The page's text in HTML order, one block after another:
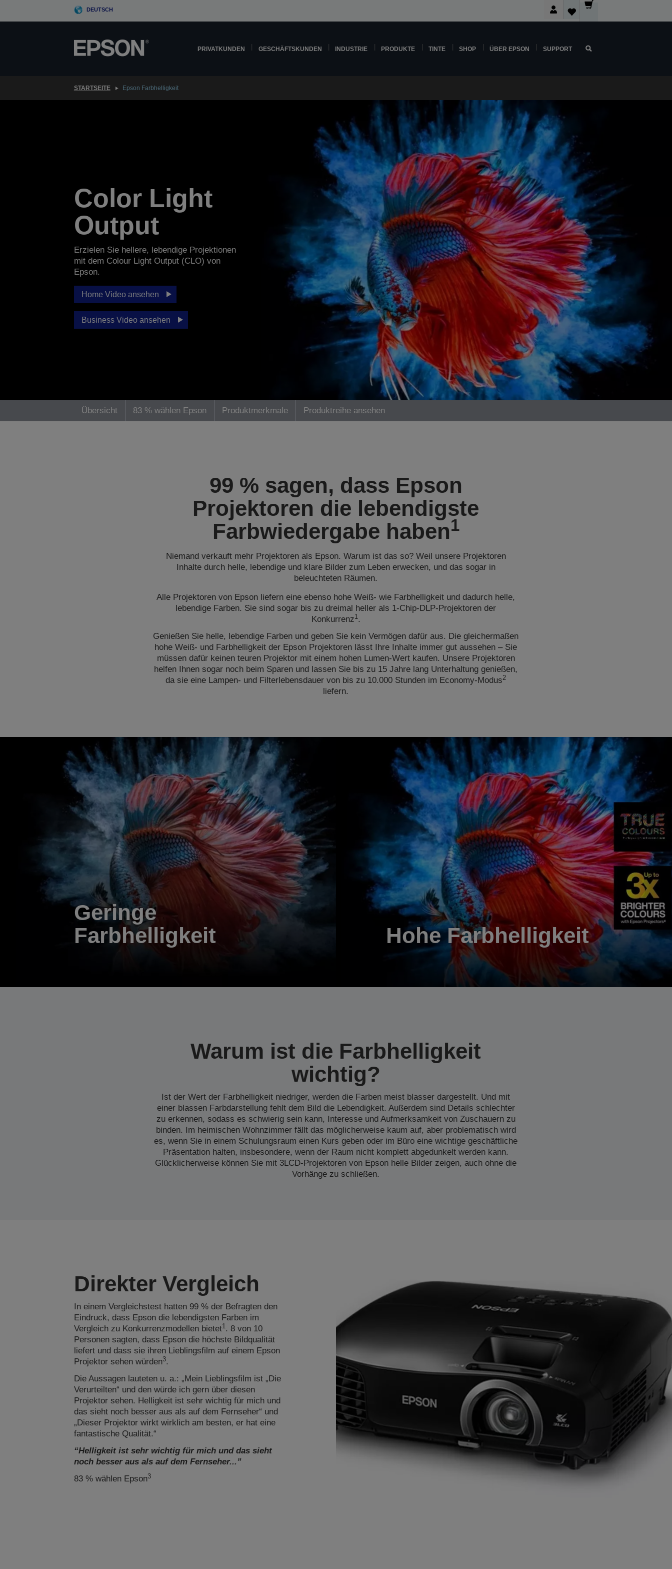
DEUTSCH
PRIVATKUNDEN GESCHÄFTSKUNDEN INDUSTRIE PRODUKTE TINTE SHOP ÜBER EPSON SUPPORT
STARTSEITE Epson Farbhelligkeit
Color Light
Output
Erzielen Sie hellere, lebendige Projektionen
mit dem Colour Light Output (CLO) von
Epson.
Home Video ansehen
Business Video ansehen
Übersicht 83 % wählen Epson Produktmerkmale Produktreihe ansehen
99 % sagen, dass Epson
Projektoren die lebendigste
Farbwiedergabe haben1
Niemand verkauft mehr Projektoren als Epson. Warum ist das so? Weil unsere Projektoren
Inhalte durch helle, lebendige und klare Bilder zum Leben erwecken, und das sogar in
beleuchteten Räumen.
Alle Projektoren von Epson liefern eine ebenso hohe Weiß- wie Farbhelligkeit und dadurch helle,
lebendige Farben. Sie sind sogar bis zu dreimal heller als 1-Chip-DLP-Projektoren der
Konkurrenz1.
Genießen Sie helle, lebendige Farben und geben Sie kein Vermögen dafür aus. Die gleichermaßen
hohe Weiß- und Farbhelligkeit der Epson Projektoren lässt Ihre Inhalte immer gut aussehen – Sie
müssen dafür keinen teuren Projektor mit einem hohen Lumen-Wert kaufen. Unsere Projektoren
helfen Ihnen sogar noch beim Sparen und lassen Sie bis zu 15 Jahre lang Unterhaltung genießen,
da sie eine Lampen- und Filterlebensdauer von bis zu 10.000 Stunden im Economy-Modus2
liefern.
Geringe
Farbhelligkeit
Hohe Farbhelligkeit
Warum ist die Farbhelligkeit
wichtig?
Ist der Wert der Farbhelligkeit niedriger, werden die Farben meist blasser dargestellt. Und mit
einer blassen Farbdarstellung fehlt dem Bild die Lebendigkeit. Außerdem sind Details schlechter
zu erkennen, sodass es schwierig sein kann, Interesse und Aufmerksamkeit von Zuschauern zu
binden. Im heimischen Wohnzimmer fällt das möglicherweise kaum auf, aber problematisch wird
es, wenn Sie in einem Schulungsraum einen Kurs geben oder im Büro eine wichtige geschäftliche
Präsentation halten, insbesondere, wenn der Raum nicht komplett abgedunkelt werden kann.
Glücklicherweise können Sie mit 3LCD-Projektoren von Epson helle Bilder zeigen, auch ohne die
Vorhänge zu schließen.
Direkter Vergleich
In einem Vergleichstest hatten 99 % der Befragten den
Eindruck, dass Epson die lebendigsten Farben im
Vergleich zu Konkurrenzmodellen bietet1. 8 von 10
Personen sagten, dass Epson die höchste Bildqualität
liefert und dass sie ihren Lieblingsfilm auf einem Epson
Projektor sehen würden3.
Die Aussagen lauteten u. a.: „Mein Lieblingsfilm ist „Die
Verurteilten“ und den würde ich gern über diesen
Projektor sehen. Helligkeit ist sehr wichtig für mich und
das sieht noch besser aus als auf dem Fernseher“ und
„Dieser Projektor wirkt wirklich am besten, er hat eine
fantastische Qualität.“
“Helligkeit ist sehr wichtig für mich und das sieht
noch besser aus als auf dem Fernseher...”
83 % wählen Epson3